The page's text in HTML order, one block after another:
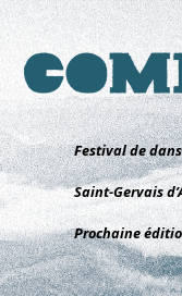
Aller
au
contenu
Festival de
Saint-Gervais
Prochaine